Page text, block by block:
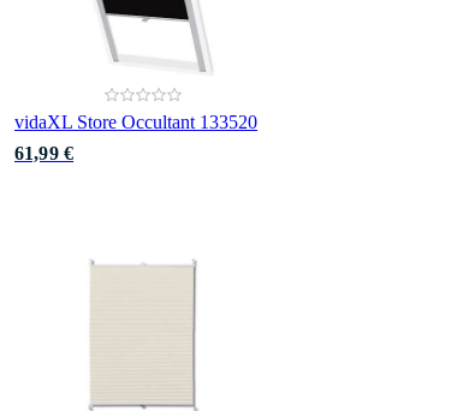
vidaXL Store Occultant 133520
61,99 €